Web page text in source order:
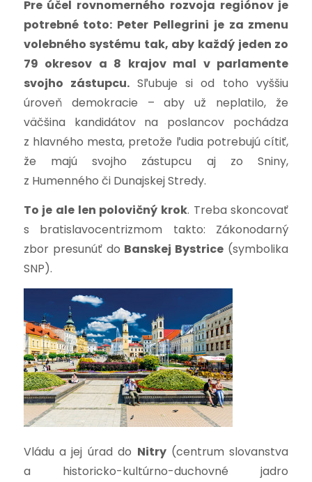
Pre účel rovnomerného rozvoja regiónov je
potrebné toto: Peter Pellegrini je za zmenu
volebného systému tak, aby každý jeden zo
79 okresov a 8 krajov mal v parlamente
svojho zástupcu. Sľubuje si od toho vyššiu
úroveň demokracie – aby už neplatilo, že
väčšina kandidátov na poslancov pochádza
z hlavného mesta, pretože ľudia potrebujú cítiť,
že majú svojho zástupcu aj zo Sniny,
z Humenného či Dunajskej Stredy.
To je ale len polovičný krok. Treba skoncovať
s bratislavocentrizmom takto: Zákonodarný
zbor presunúť do Banskej Bystrice (symbolika
SNP).
Vládu a jej úrad do Nitry(centrum slovanstva
a historicko-kultúrno-duchovné jadro